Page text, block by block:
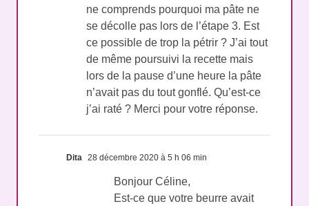
ne comprends pourquoi ma pâte ne
se décolle pas lors de l’étape 3. Est
ce possible de trop la pétrir ? J’ai tout
de même poursuivi la recette mais
lors de la pause d’une heure la pâte
n’avait pas du tout gonflé. Qu’est-ce
j’ai raté ? Merci pour votre réponse.
Dita 28 décembre 2020 à 5 h 06 min
Bonjour Céline,
Est-ce que votre beurre avait